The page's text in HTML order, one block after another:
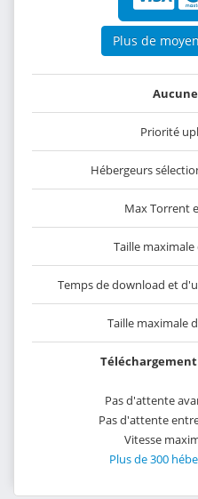
Plus de
Aucune
Priorité
Hébergeurs
Max Torrent
Taille maximale
Temps de download et
Taille maximale
Pas d'attente
Pas d'attente
Vitesse
Plus de 300